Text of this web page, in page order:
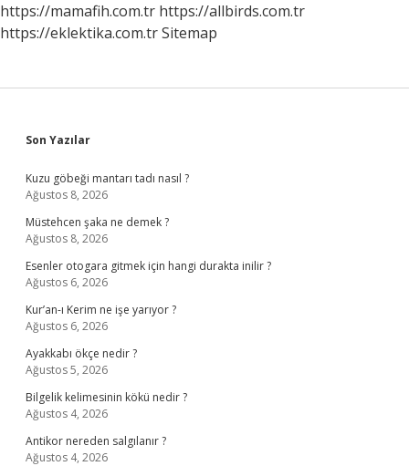
https://mamafih.com.tr https://allbirds.com.tr
https://eklektika.com.trSitemap
Sidebar
Son Yazılar
Kuzu göbeği mantarı tadı nasıl ?
Ağustos 8, 2026
Müstehcen şaka ne demek ?
Ağustos 8, 2026
Esenler otogara gitmek için hangi durakta inilir ?
Ağustos 6, 2026
Kur’an-ı Kerim ne işe yarıyor ?
Ağustos 6, 2026
Ayakkabı ökçe nedir ?
Ağustos 5, 2026
Bilgelik kelimesinin kökü nedir ?
Ağustos 4, 2026
Antikor nereden salgılanır ?
Ağustos 4, 2026